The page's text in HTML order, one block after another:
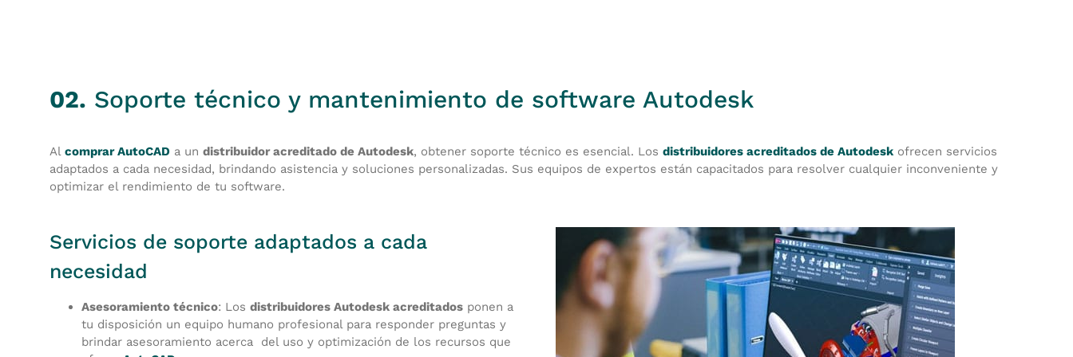
02. Soporte técnico y mantenimiento de software Autodesk
Al comprar AutoCAD a un distribuidor acreditado de Autodesk, obtener soporte técnico es esencial. Los distribuidores acreditados de Autodesk ofrecen servicios
adaptados a cada necesidad, brindando asistencia y soluciones personalizadas. Sus equipos de expertos están capacitados para resolver cualquier inconveniente y
optimizar el rendimiento de tu software.
Servicios de soporte adaptados a cada
necesidad
Asesoramiento técnico: Los distribuidores Autodesk acreditados ponen a
tu disposición un equipo humano profesional para responder preguntas y
brindar asesoramiento acerca del uso y optimización de los recursos que